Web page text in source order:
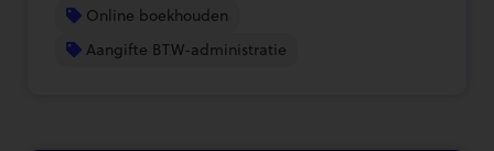
Online boekhouden
Aangifte BTW-administratie